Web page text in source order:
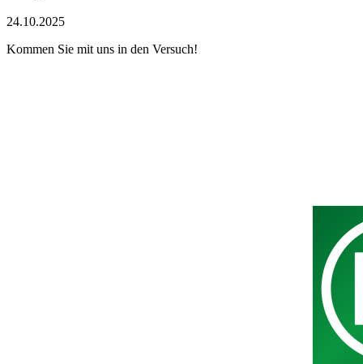
24.10.2025
Kommen Sie mit uns in den Versuch!